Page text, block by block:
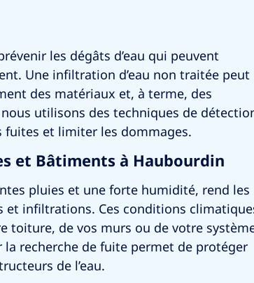
les dégâts d’eau qui peuvent
Une infiltration d’eau non traitée peut
des matériaux et, à terme, des
nous utilisons des techniques de
fuites et limiter les dommages.
et Bâtiments à Haubourdin
pluies et une forte humidité, rend les
infiltrations. Ces conditions
toiture, de vos murs ou de votre
recherche de fuite permet de protéger
de l’eau.